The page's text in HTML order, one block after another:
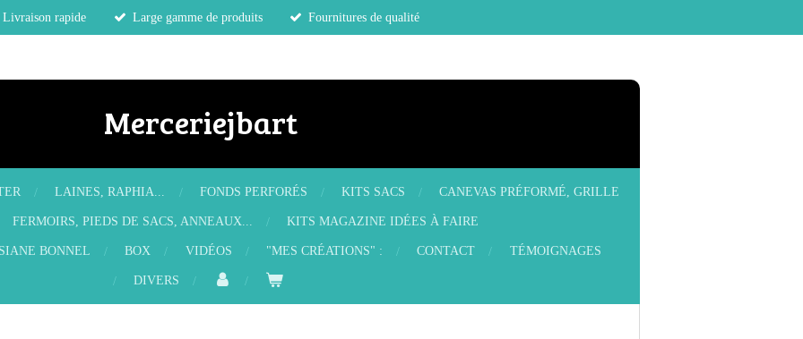
Livraison rapide Large gamme de produits Fournitures de qualité
Merceriejbart
LAINES, RAPHIA... FONDS PERFORÉS KITS SACS CANEVAS PRÉFORMÉ, GRILLE
FERMOIRS, PIEDS DE SACS, ANNEAUX... KITS MAGAZINE IDÉES À FAIRE
BONNEL BOX VIDÉOS "MES CRÉATIONS" : CONTACT TÉMOIGNAGES
DIVERS